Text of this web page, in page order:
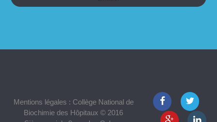
Mentions légales : Collège National de
Biochimie des Hôpitaux © 2016